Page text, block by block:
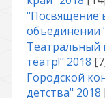
"Посвящение
объединении
Театральный
театр!" 2018
Городской
детства" 2018